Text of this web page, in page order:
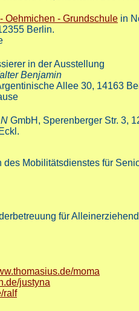
Oehmichen - Grundschule in
Berlin.
in der Ausstellung
Benjamin
Allee 30, 14163
GmbH, Sperenberger Str. 3,
des Mobilitätsdienstes für
für
moma
justyna
ralf